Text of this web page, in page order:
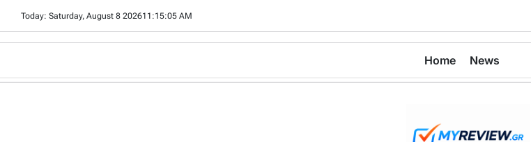
content
Today: Saturday, August 8 202611 :15:06 AM
Home News